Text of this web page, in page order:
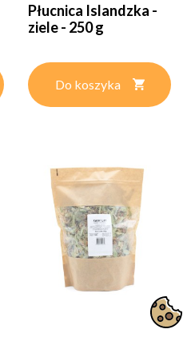
Płucnica Islandzka -
ziele - 250 g
Do koszyka